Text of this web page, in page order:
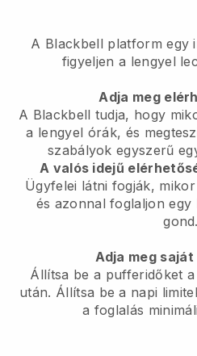
A Blackbell platformegy
figyeljen a lengyel
Adja meg
A Blackbell tudja, hogy
a lengyel órák, és
szabályok egyszerű
A valós idejű
Ügyfelei látni fogják,
és azonnal foglaljon
gond.
Adja meg
Állítsa be a pufferidőket
után. Állítsa be a napi
a foglalás